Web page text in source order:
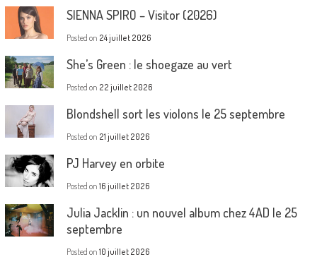
SIENNA SPIRO – Visitor (2026)
Posted on 24 juillet 2026
She’s Green : le shoegaze au vert
Posted on 22 juillet 2026
Blondshell sort les violons le 25 septembre
Posted on 21 juillet 2026
PJ Harvey en orbite
Posted on 16 juillet 2026
Julia Jacklin : un nouvel album chez 4AD le 25
septembre
Posted on 10 juillet 2026